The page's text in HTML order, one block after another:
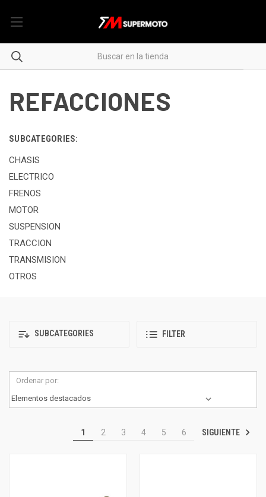
REFACCIONES
SUBCATEGORIES:
CHASIS
ELECTRICO
FRENOS
MOTOR
SUSPENSION
TRACCION
TRANSMISION
OTROS
SUBCATEGORIES FILTER
Ordenar por:
1 2 3 4 5 6 SIGUIENTE